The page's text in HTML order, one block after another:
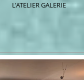
L'ATELIER GALERIE